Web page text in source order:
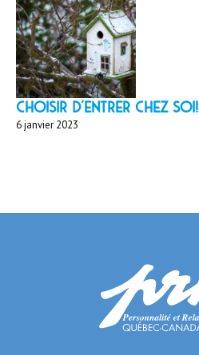
Choisir d'entrer chez soi!
6 janvier 2023